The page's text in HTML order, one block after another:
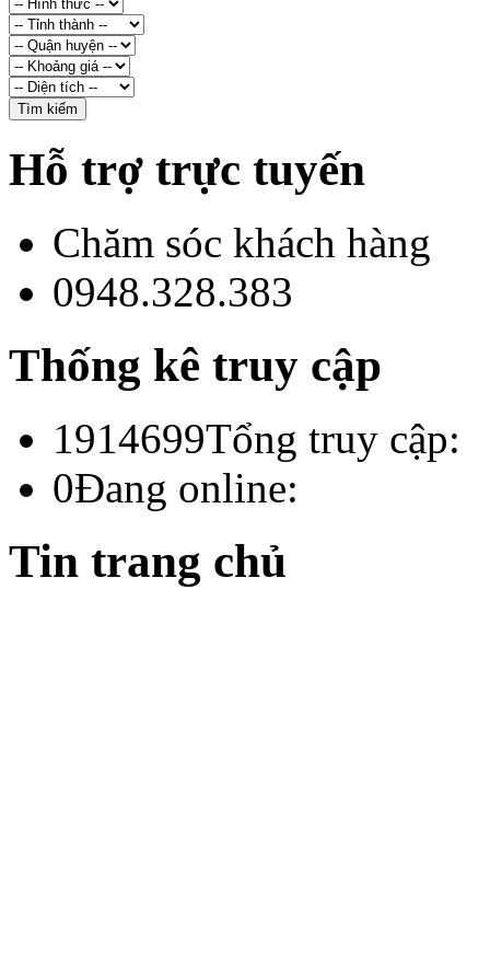
Hỗ trợ trực tuyến
Chăm sóc khách hàng
0948.328.383
Thống kê truy cập
1914699Tổng truy cập:
0Đang online:
Tin trang chủ